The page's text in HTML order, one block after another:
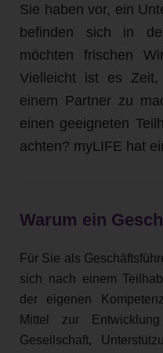
Sie haben vor, ein
befinden sich in
möchten frischen
Vielleicht ist es
einem Partner zu
einen geeigneten
achten? myLIFE hat
Warum ein
Für Sie als
sich nach einem
der eigenen
Mittel zur
Gesellschaft,